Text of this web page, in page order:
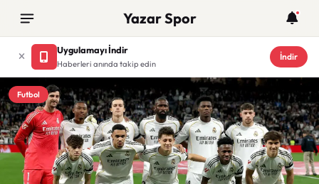
Yazar Spor
Uygulamayı İndir
Haberleri anında takip edin
İndir
Futbol